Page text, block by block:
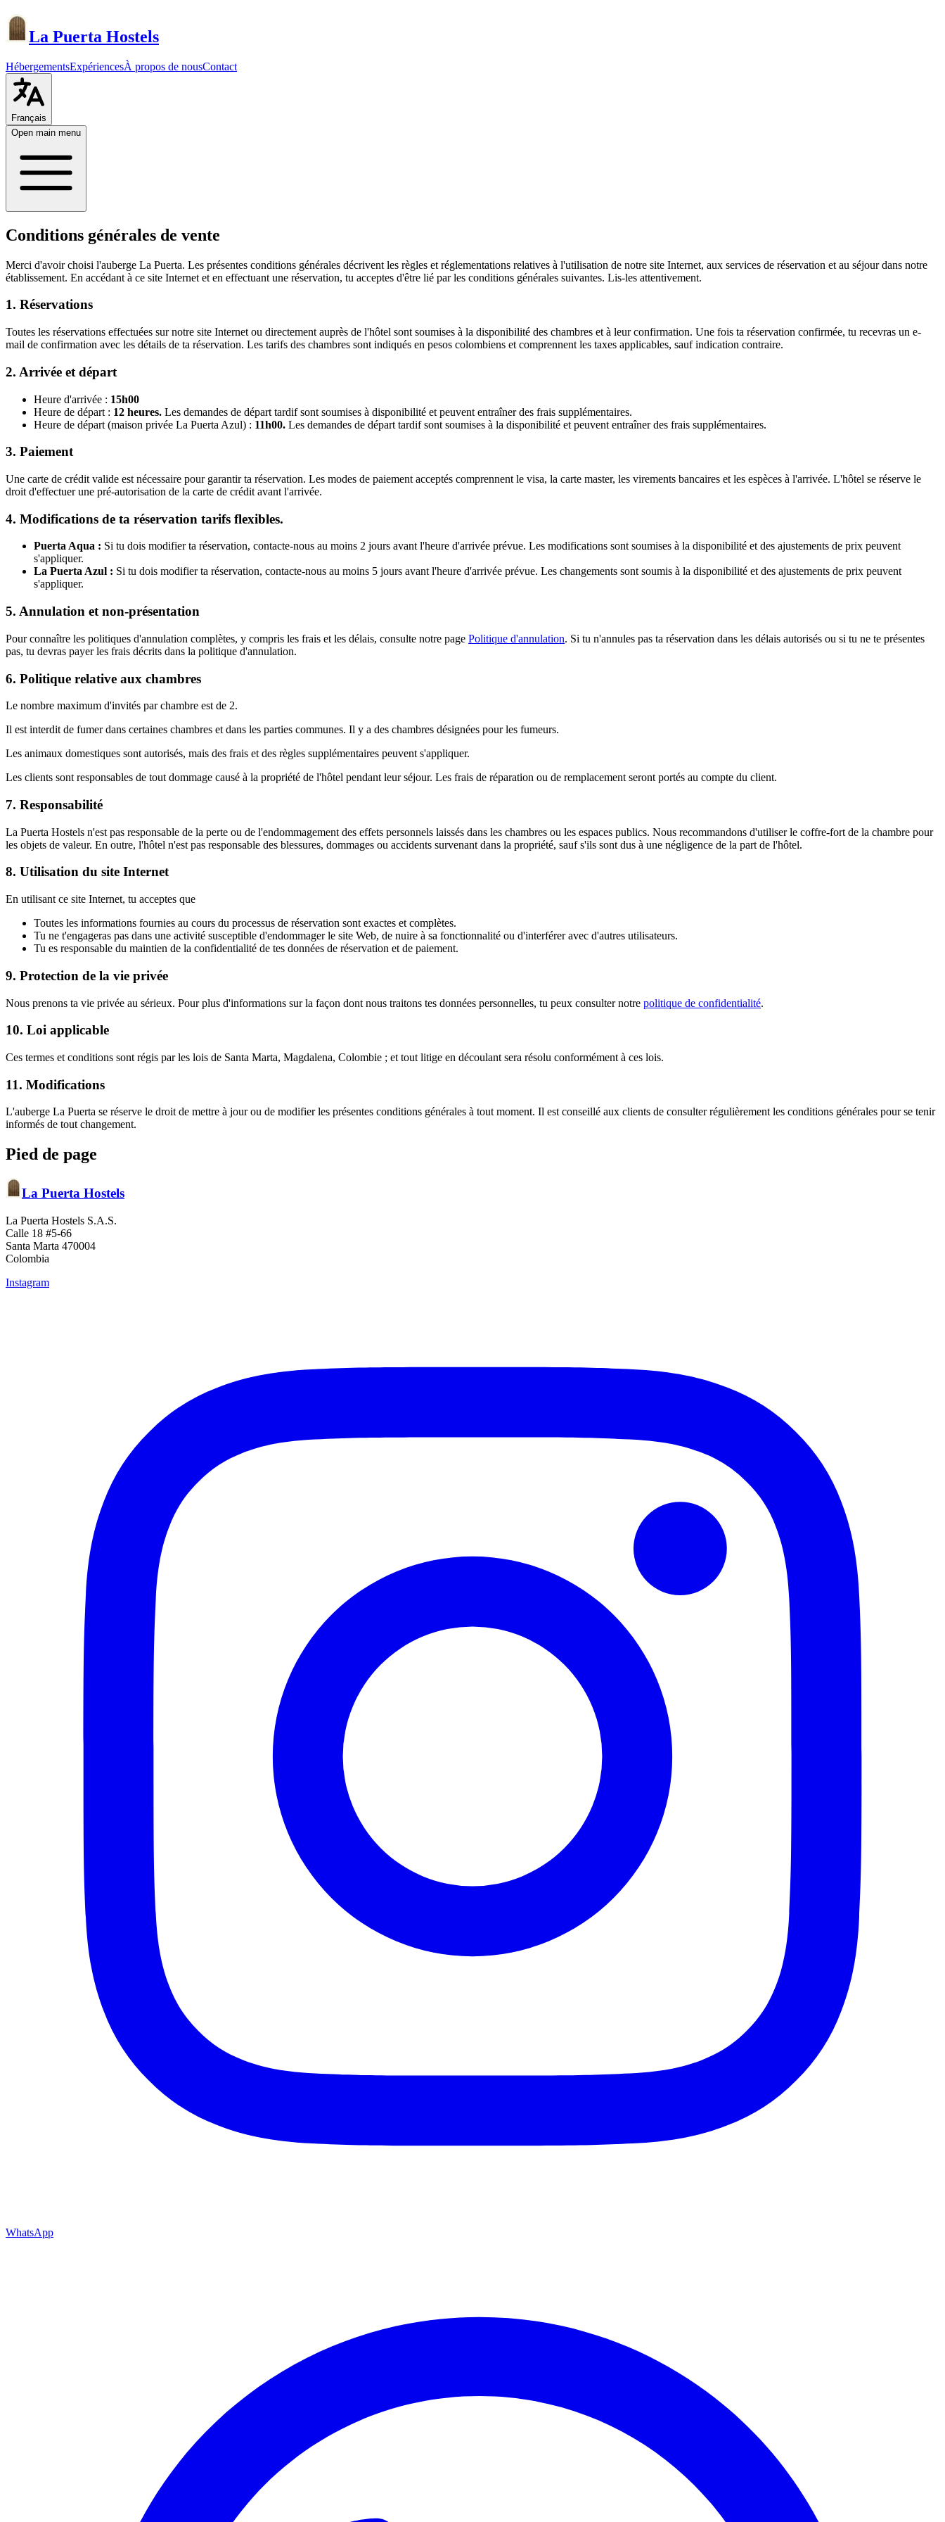
La Puerta Hostels
HébergementsExpériencesÀ propos de nousContact
Français
Open main menu
Conditions générales de vente
Merci d'avoir choisi l'auberge La Puerta. Les présentes conditions générales décrivent les règles et réglementations relatives à l'utilisation de notre site Internet, aux services de réservation et au séjour dans notre
établissement. En accédant à ce site Internet et en effectuant une réservation, tu acceptes d'être lié par les conditions générales suivantes. Lis-les attentivement.
1. Réservations
Toutes les réservations effectuées sur notre site Internet ou directement auprès de l'hôtel sont soumises à la disponibilité des chambres et à leur confirmation. Une fois ta réservation confirmée, tu recevras un e-
mail de confirmation avec les détails de ta réservation. Les tarifs des chambres sont indiqués en pesos colombiens et comprennent les taxes applicables, sauf indication contraire.
2. Arrivée et départ
Heure d'arrivée : 15h00
Heure de départ : 12 heures. Les demandes de départ tardif sont soumises à disponibilité et peuvent entraîner des frais supplémentaires.
Heure de départ (maison privée La Puerta Azul) : 11h00. Les demandes de départ tardif sont soumises à la disponibilité et peuvent entraîner des frais supplémentaires.
3. Paiement
Une carte de crédit valide est nécessaire pour garantir ta réservation. Les modes de paiement acceptés comprennent le visa, la carte master, les virements bancaires et les espèces à l'arrivée. L'hôtel se réserve le
droit d'effectuer une pré-autorisation de la carte de crédit avant l'arrivée.
4. Modifications de ta réservation tarifs flexibles.
Puerta Aqua : Si tu dois modifier ta réservation, contacte-nous au moins 2 jours avant l'heure d'arrivée prévue. Les modifications sont soumises à la disponibilité et des ajustements de prix peuvent
s'appliquer.
La Puerta Azul : Si tu dois modifier ta réservation, contacte-nous au moins 5 jours avant l'heure d'arrivée prévue. Les changements sont soumis à la disponibilité et des ajustements de prix peuvent
s'appliquer.
5. Annulation et non-présentation
Pour connaître les politiques d'annulation complètes, y compris les frais et les délais, consulte notre page Politique d'annulation. Si tu n'annules pas ta réservation dans les délais autorisés ou si tu ne te présentes
pas, tu devras payer les frais décrits dans la politique d'annulation.
6. Politique relative aux chambres
Le nombre maximum d'invités par chambre est de 2.
Il est interdit de fumer dans certaines chambres et dans les parties communes. Il y a des chambres désignées pour les fumeurs.
Les animaux domestiques sont autorisés, mais des frais et des règles supplémentaires peuvent s'appliquer.
Les clients sont responsables de tout dommage causé à la propriété de l'hôtel pendant leur séjour. Les frais de réparation ou de remplacement seront portés au compte du client.
7. Responsabilité
La Puerta Hostels n'est pas responsable de la perte ou de l'endommagement des effets personnels laissés dans les chambres ou les espaces publics. Nous recommandons d'utiliser le coffre-fort de la chambre pour
les objets de valeur. En outre, l'hôtel n'est pas responsable des blessures, dommages ou accidents survenant dans la propriété, sauf s'ils sont dus à une négligence de la part de l'hôtel.
8. Utilisation du site Internet
En utilisant ce site Internet, tu acceptes que
Toutes les informations fournies au cours du processus de réservation sont exactes et complètes.
Tu ne t'engageras pas dans une activité susceptible d'endommager le site Web, de nuire à sa fonctionnalité ou d'interférer avec d'autres utilisateurs.
Tu es responsable du maintien de la confidentialité de tes données de réservation et de paiement.
9. Protection de la vie privée
Nous prenons ta vie privée au sérieux. Pour plus d'informations sur la façon dont nous traitons tes données personnelles, tu peux consulter notre politique de confidentialité.
10. Loi applicable
Ces termes et conditions sont régis par les lois de Santa Marta, Magdalena, Colombie ; et tout litige en découlant sera résolu conformément à ces lois.
11. Modifications
L'auberge La Puerta se réserve le droit de mettre à jour ou de modifier les présentes conditions générales à tout moment. Il est conseillé aux clients de consulter régulièrement les conditions générales pour se tenir
informés de tout changement.
Pied de page
La Puerta Hostels
La Puerta Hostels S.A.S.
Calle 18 #5-66
Santa Marta 470004
Colombia
Instagram
WhatsApp